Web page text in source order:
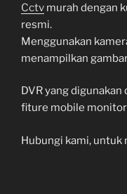
Cctv murah dengan
resmi.
Menggunakan
menampilkan
DVR yang
fiture mobile
Hubungi kami, untuk